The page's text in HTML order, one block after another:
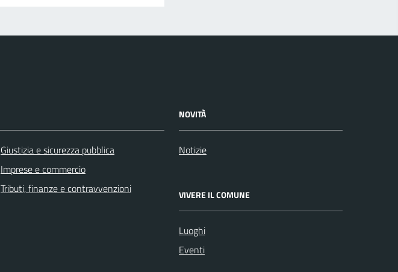
Giustizia e sicurezza pubblica
Imprese e commercio
Tributi, finanze e contravvenzioni
NOVITÀ
Notizie
VIVERE IL COMUNE
Luoghi
Eventi